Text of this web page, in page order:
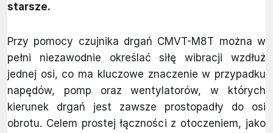
starsze.
Przy pomocy czujnika drgań CMVT-M8T można w
pełni niezawodnie określać siłę wibracji wzdłuż
jednej osi, co ma kluczowe znaczenie w przypadku
napędów, pomp oraz wentylatorów, w których
kierunek drgań jest zawsze prostopadły do osi
obrotu. Celem prostej łączności z otoczeniem, jako